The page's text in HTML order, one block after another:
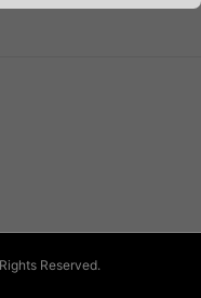
Reserved.